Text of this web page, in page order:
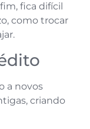
fica difícil
como trocar
a novos
criando